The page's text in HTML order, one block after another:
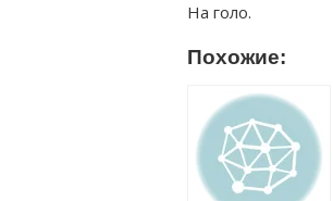
На голо.
Похожие: